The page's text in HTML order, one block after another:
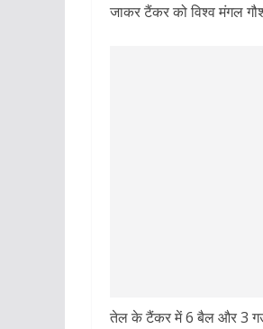
जाकर टैंकर को विश्व मंगल
तेल के टैंकर में 6 बैल और 3